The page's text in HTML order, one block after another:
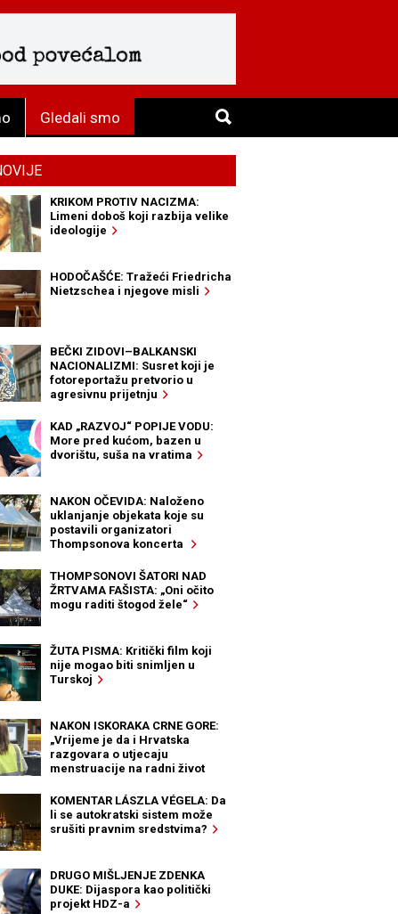
Gledali smo
KRIKOM PROTIV NACIZMA:
Limeni doboš koji razbija velike
ideologije
HODOČAŠĆE: Tražeći Friedricha
Nietzschea i njegove misli
BEČKI ZIDOVI–BALKANSKI
NACIONALIZMI: Susret koji je
fotoreportažu pretvorio u
agresivnu prijetnju
KAD „RAZVOJ“ POPIJE VODU:
More pred kućom, bazen u
dvorištu, suša na vratima
NAKON OČEVIDA: Naloženo
uklanjanje objekata koje su
postavili organizatori
Thompsonova koncerta
THOMPSONOVI ŠATORI NAD
ŽRTVAMA FAŠISTA: „Oni očito
mogu raditi štogod žele“
ŽUTA PISMA: Kritički film koji
nije mogao biti snimljen u
Turskoj
NAKON ISKORAKA CRNE GORE:
„Vrijeme je da i Hrvatska
razgovara o utjecaju
menstruacije na radni život
KOMENTAR LÁSZLA VÉGELA: Da
li se autokratski sistem može
srušiti pravnim sredstvima?
DRUGO MIŠLJENJE ZDENKA
DUKE: Dijaspora kao politički
projekt HDZ-a